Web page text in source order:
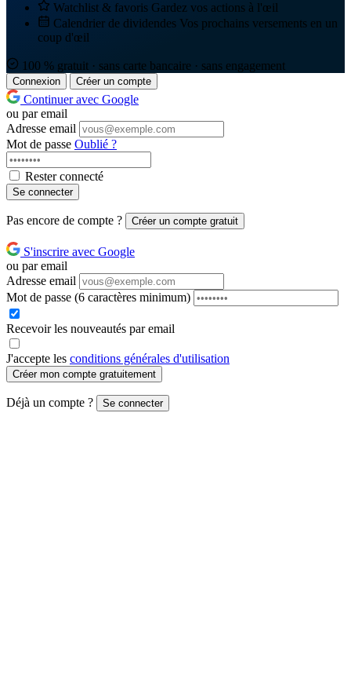
Watchlist & favoris Gardez vos actions à l'œil
Calendrier de dividendes Vos prochains versements en un
coup d'œil
100 % gratuit · sans carte bancaire · sans engagement
Connexion Créer un compte
Continuer avec Google
ou par email
Adresse email
Mot de passe Oublié ?
Rester connecté
Se connecter
Pas encore de compte ? Créer un compte gratuit
S'inscrire avec Google
ou par email
Adresse email
Mot de passe (6 caractères minimum)
Recevoir les nouveautés par email
J'accepte les conditions générales d'utilisation
Créer mon compte gratuitement
Déjà un compte ? Se connecter